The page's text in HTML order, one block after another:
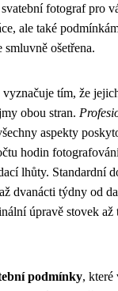
fotograf pro
ale také
ošetřena.
tím, že
obou stran.
aspekty
hodin
lhůty. Standardní
dvanácti týdny od
úpravě stovek
podmínky, které